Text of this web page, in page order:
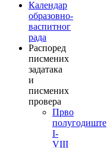
Календар
образовно-
васпитног
рада
Распоред
писмених
задатака
и
писмених
провера
Прво
полугодиште
I-
VIII